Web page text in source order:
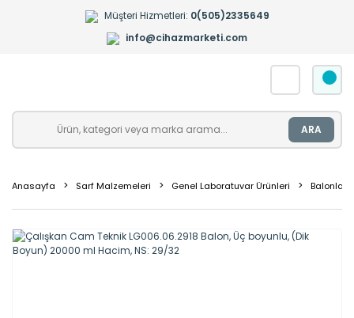
Müşteri Hizmetleri: 0(505)2335649
info@cihazmarketi.com
ARA
Anasayfa Sarf Malzemeleri Genel Laboratuvar Ürünleri Balonlar